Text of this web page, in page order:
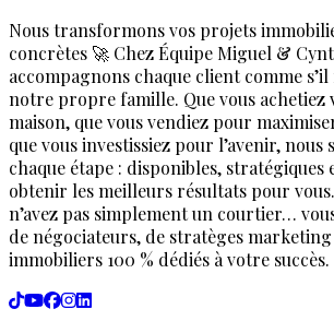
Nous transformons vos projets
concrètes 🚀 Chez Équipe Miguel &
accompagnons chaque client comme
notre propre famille. Que vous
maison, que vous vendiez pour
que vous investissiez pour l’avenir, nous
chaque étape : disponibles, stratégiques
obtenir les meilleurs résultats pour
n’avez pas simplement un courtier…
de négociateurs, de stratèges
immobiliers 100 % dédiés à votre succès.